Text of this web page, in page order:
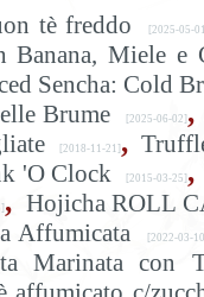
tè freddo [2025-05-
Banana, Miele e
Sencha: Cold
Brume [2025-06-02] ,
[2018-11-21] ,
'O Clock [2015-03-25] ,
, Hojicha ROLL
Affumicata [2022-03-
Marinata con